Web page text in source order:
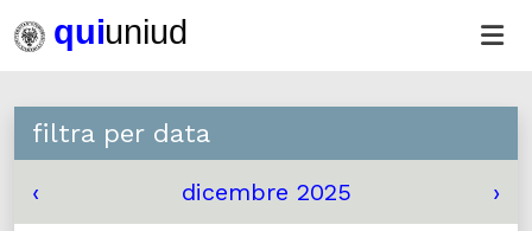
filtra per data
‹ dicembre 2025 ›